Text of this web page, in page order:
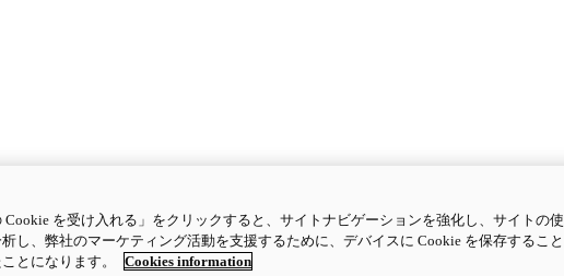
Cookie を受け入れる」をクリックすると、サイトナビゲーションを強化し、サイトの使
し、弊社のマーケティング活動を支援するために、デバイスに Cookie を保存すること
とになります。
Cookies information